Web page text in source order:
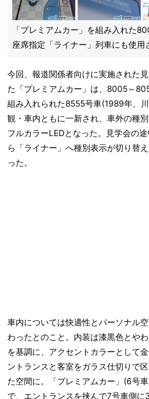
「プレミアムカー」を組み入れた
座席指定「ライナー」列車にも使用
今回、報道関係者向けに実施された
た「プレミアムカー」は、8005～
組み入れられた8555号車(1989年、
観・車内ともに一新され、車外の種
フルカラーLEDとなった。見学会の
ら「ライナー」へ種別表示が切り替
った。
車内については快適性とパーソナル
わったとのこと。内装は漆黒色とや
を基調に、アクセントカラーとして
ントランスと客室をガラス仕切りで
た空間に。「プレミアムカー」(6号
で、エントランスを挟んで7号車側